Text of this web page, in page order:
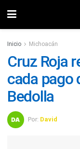
Inicio Michoacán
Cruz Roja
cada pago
Bedolla
Por: David